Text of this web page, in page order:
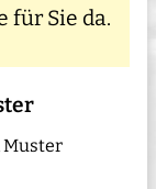
für Sie da.
Muster